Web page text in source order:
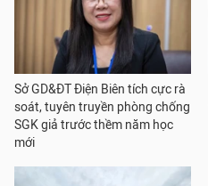
Sở GD&ĐT Điện Biên tích cực rà
soát, tuyên truyền phòng chống
SGK giả trước thềm năm học
mới